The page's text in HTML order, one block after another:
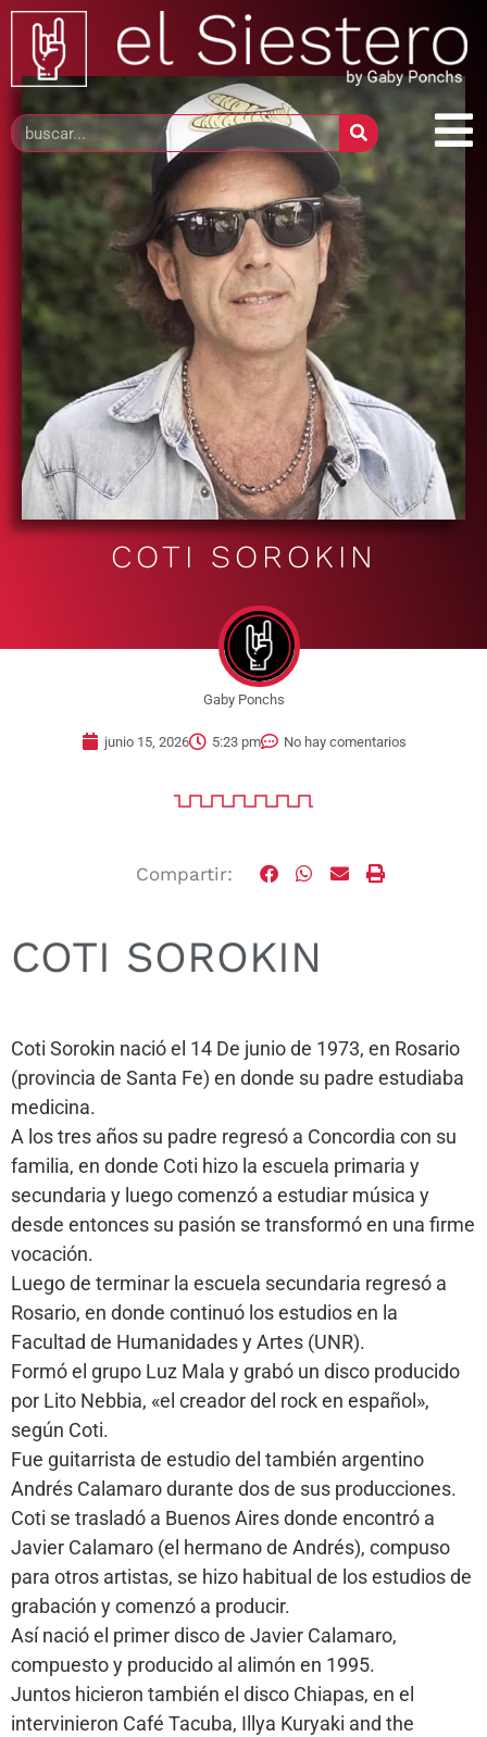
COTI SOROKIN
Gaby Ponchs
junio 15, 2026 5:23 pm No hay comentarios
Compartir:
COTI SOROKIN
Coti Sorokin nació el 14 De junio de 1973, en Rosario
(provincia de Santa Fe) en donde su padre estudiaba
medicina.
A los tres años su padre regresó a Concordia con su
familia, en donde Coti hizo la escuela primaria y
secundaria y luego comenzó a estudiar música y
desde entonces su pasión se transformó en una firme
vocación.
Luego de terminar la escuela secundaria regresó a
Rosario, en donde continuó los estudios en la
Facultad de Humanidades y Artes (UNR).
Formó el grupo Luz Mala y grabó un disco producido
por Lito Nebbia, «el creador del rock en español»,
según Coti.
Fue guitarrista de estudio del también argentino
Andrés Calamaro durante dos de sus producciones.
Coti se trasladó a Buenos Aires donde encontró a
Javier Calamaro (el hermano de Andrés), compuso
para otros artistas, se hizo habitual de los estudios de
grabación y comenzó a producir.
Así nació el primer disco de Javier Calamaro,
compuesto y producido al alimón en 1995.
Juntos hicieron también el disco Chiapas, en el
intervinieron Café Tacuba, Illya Kuryaki and the